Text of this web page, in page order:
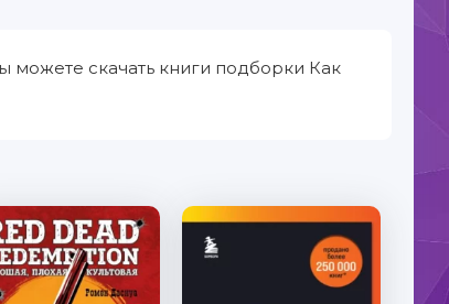
можете скачать книги подборки Как